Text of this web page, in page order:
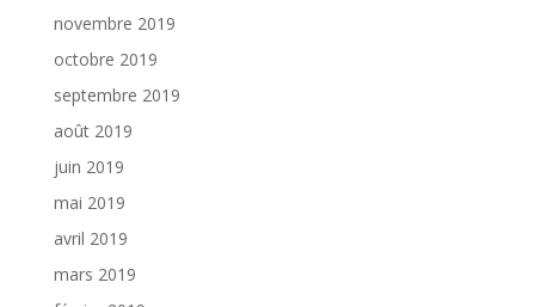
novembre 2019
octobre 2019
septembre 2019
août 2019
juin 2019
mai 2019
avril 2019
mars 2019